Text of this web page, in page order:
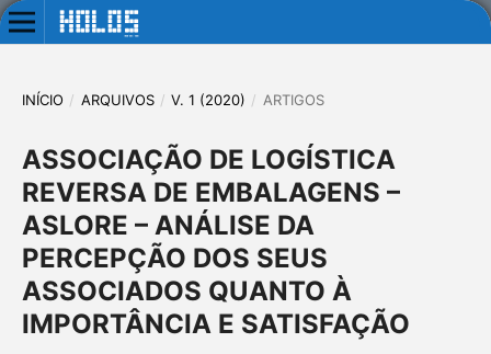
INÍCIO / ARQUIVOS / V. 1 (2020) / ARTIGOS
ASSOCIAÇÃO DE LOGÍSTICA
REVERSA DE EMBALAGENS –
ASLORE – ANÁLISE DA
PERCEPÇÃO DOS SEUS
ASSOCIADOS QUANTO À
IMPORTÂNCIA E SATISFAÇÃO